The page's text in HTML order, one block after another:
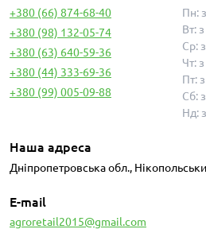
+380 (66) 874-68-40
+380 (98) 132-05-74
+380 (63) 640-59-36
+380 (44) 333-69-36
+380 (99) 005-09-88
Пн:
Вт:
Ср:
Чт:
Пт:
Сб:
Нд:
Наша адреса
Дніпропетровська обл.,
E-mail
agroretail2015@gmail.com